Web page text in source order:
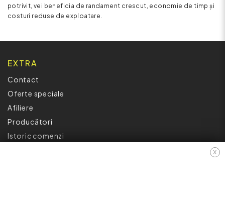
potrivit, vei beneficia de randament crescut, economie de timp și
costuri reduse de exploatare.
X
EXTRA
Contact
Oferte speciale
Afiliere
Producători
Istoric comenzi